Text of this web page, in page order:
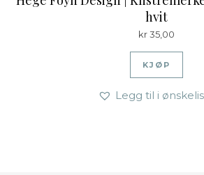
hvit
kr35,00
KJØP
Legg til i